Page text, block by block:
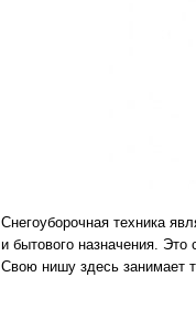
Снегоуборочная техника
и бытового назначения.
Свою нишу здесь занимает